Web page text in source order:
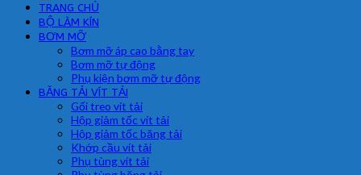
TRANG CHỦ
BỘ LÀM KÍN
BƠM MỠ
Bơm mỡ áp cao bằng tay
Bơm mỡ tự động
Phụ kiện bơm mỡ tự động
BĂNG TẢI VÍT TẢI
Gối treo vít tải
Hộp giảm tốc vít tải
Hộp giảm tốc băng tải
Khớp cầu vít tải
Phụ tùng vít tải